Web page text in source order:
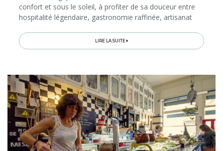
confort et sous le soleil, à profiter de sa douceur entre
hospitalité légendaire, gastronomie raffinée, artisanat
charme…
LIRE LA SUITE